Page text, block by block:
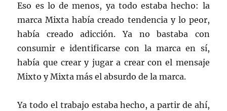
Eso es lo de menos, ya todo estaba hecho: la
marca Mixta había creado tendencia y lo peor,
había creado adicción. Ya no bastaba con
consumir e identificarse con la marca en sí,
había que crear y jugar a crear con el mensaje
Mixto y Mixta más el absurdo de la marca.
Ya todo el trabajo estaba hecho, a partir de ahí,